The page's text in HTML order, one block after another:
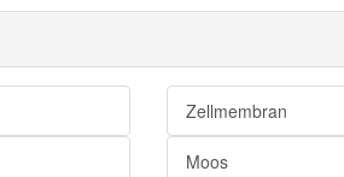
Zellmembran
Moos